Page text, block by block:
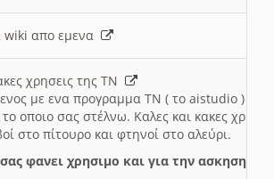
wiki απο εμενα
χρησεις της ΤΝ
με ενα προγραμμα ΤΝ ( το aistudio ) και
το οποιο σας στέλνω. Καλες και κακες
στο πίτουρο και φτηνοί στο αλεύρι.
φανει χρησιμο και για την ασκηση